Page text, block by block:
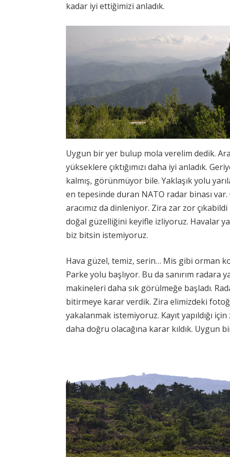
kadar iyi ettiğimizi anladık.
Uygun bir yer bulup mola verelim dedik.
yükseklere çıktığımızı daha iyi anladık.
kalmış, görünmüyor bile. Yaklaşık yolu
en tepesinde duran NATO radar binası
aracımız da dinleniyor. Zira zar zor
doğal güzelliğini keyifle izliyoruz. Havalar
biz bitsin istemiyoruz.
Hava güzel, temiz, serin… Mis gibi orman
Parke yolu başlıyor. Bu da sanırım radara
makineleri daha sık görülmeğe başladı.
bitirmeye karar verdik. Zira elimizdeki
yakalanmak istemiyoruz. Kayıt yapıldığı
daha doğru olacağına karar kıldık. Uygun